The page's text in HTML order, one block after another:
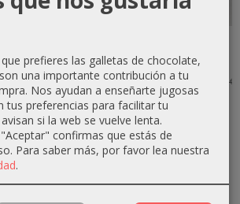
de
Madera...
€ 27,00 €
Forma de...
22,50 € 25,00 €
Forma de...
22,50 €
25,00 €
prefieres las galletas de chocolate,
una importante contribución a tu
Nos ayudan a enseñarte jugosas
tus preferencias para facilitar tu
si la web se vuelve lenta.
confirmas que estás de
Para saber más, por favor lea nuestra
.